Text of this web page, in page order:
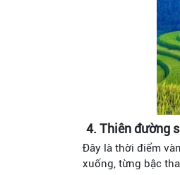
4. Thiên đường
Đây là thời điểm
xuống, từng bậc